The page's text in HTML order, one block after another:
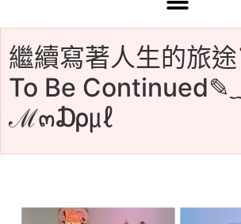
繼續寫著人生的旅途
To Be Continued✎﹏
ℳ๓₯㎕